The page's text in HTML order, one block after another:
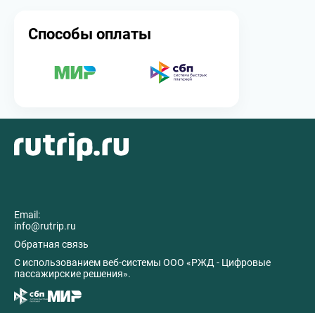
Способы оплаты
Email:
info@rutrip.ru
Обратная связь
C использованием веб-системы ООО «РЖД - Цифровые
пассажирские решения».